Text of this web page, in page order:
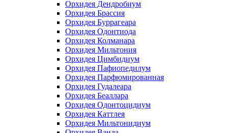
Орхидея Дендробиум
Орхидея Брассия
Орхидея Буррагеара
Орхидея Одонтиода
Орхидея Колманара
Орхидея Мильтония
Орхидея Цимбидиум
Орхидея Пафиопедилум
Орхидея Парфюмированная
Орхидея Гудалеара
Орхидея Беаллара
Орхидея Одонтоцидиум
Орхидея Каттлея
Орхидея Мильтонидиум